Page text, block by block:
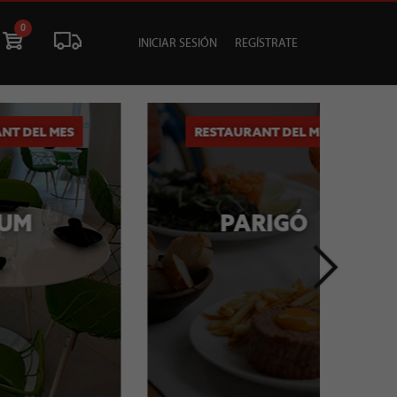
SOCIALES
LIQUIDACIÓN TU EVENTO
0
INICIAR SESIÓN REGÍSTRATE
RESTAURANT DEL MES
PARIGÓ